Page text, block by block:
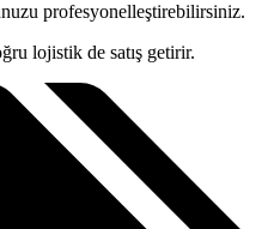
profesyonelleştirebilirsiniz.
lojistik de satış getirir.